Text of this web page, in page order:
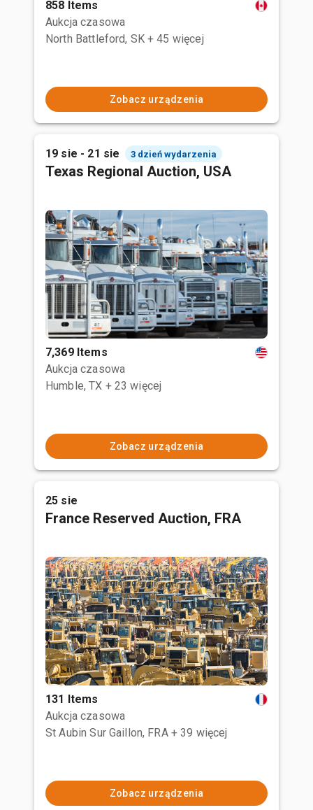
858 Items
Aukcja czasowa
North Battleford, SK + 45 więcej
Zobacz urządzenia
19 sie - 21 sie 3 dzień wydarzenia
Texas Regional Auction, USA
7,369 Items
Aukcja czasowa
Humble, TX + 23 więcej
Zobacz urządzenia
25 sie
France Reserved Auction, FRA
131 Items
Aukcja czasowa
St Aubin Sur Gaillon, FRA + 39 więcej
Zobacz urządzenia